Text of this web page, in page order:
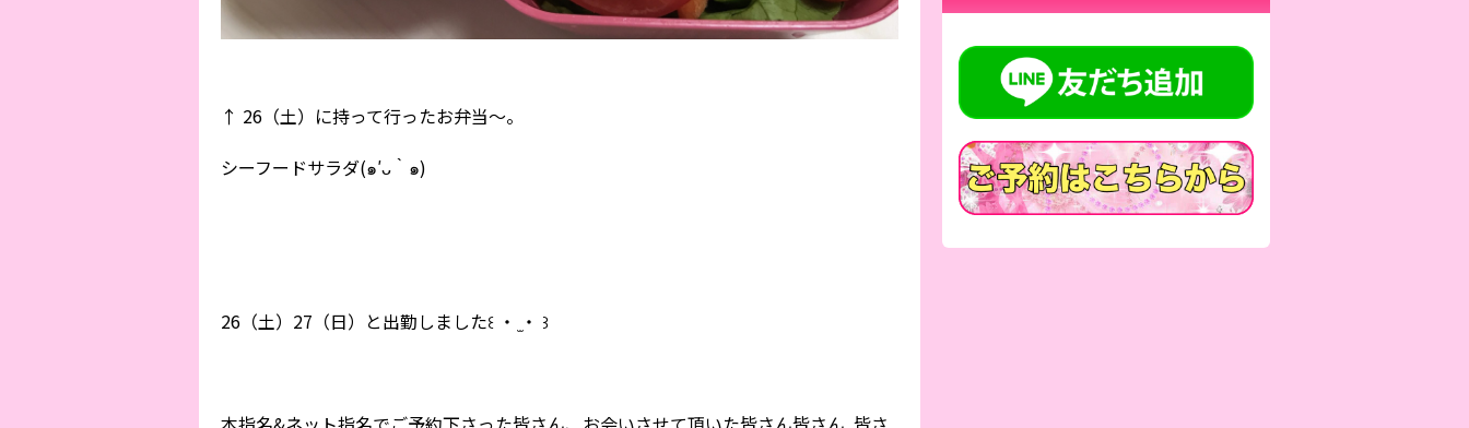
↑ 26（土）に持って行ったお弁当〜。
シーフードサラダ(๑′ᴗ‵๑)
26（土）27（日）と出勤しました꒰ ・ ̫・ ꒱